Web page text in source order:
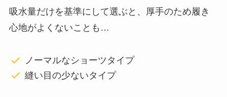
吸水量だけを基準にして選ぶと、厚手のため履き
心地がよくないことも…
ノーマルなショーツタイプ
縫い目の少ないタイプ